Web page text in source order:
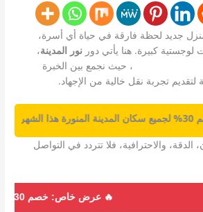
منزل جديد لحظة فارقة في حياة أي أسرة،
لوجستية كبيرة. هنا يأتي دورنور المدينة،
، حيث نجمع بين الخبرة
لتقديم تجربة نقل خالية من الإجهاد.
هذا الشهر فقط! 🚚
والاحترافية، فلا تتردد في التواصل
🔥 عرض خاص: خصم 30% لجميع أحياء المدينة المنورة لفترة محدودة!